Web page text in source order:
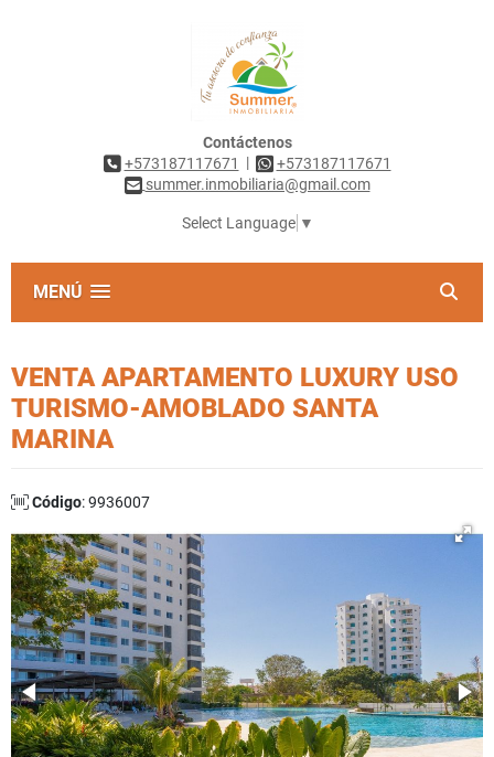
Contáctenos
+573187117671
|
+573187117671
summer.inmobiliaria@gmail.com
Select Language ▼
MENÚ
VENTA APARTAMENTO LUXURY USO
TURISMO-AMOBLADO SANTA
MARINA
Código: 9936007